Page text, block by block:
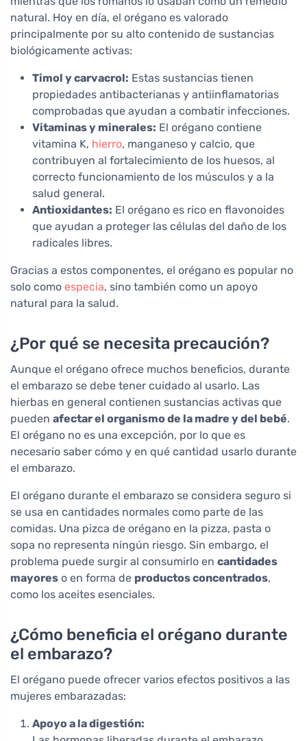
natural. Hoy en día, el orégano es valorado
principalmente por su alto contenido de sustancias
biológicamente activas:
Timol y carvacrol: Estas sustancias tienen
propiedades antibacterianas y antiinflamatorias
comprobadas que ayudan a combatir infecciones.
Vitaminas y minerales: El orégano contiene
vitamina K, hierro, manganeso y calcio, que
contribuyen al fortalecimiento de los huesos, al
correcto funcionamiento de los músculos y a la
salud general.
Antioxidantes: El orégano es rico en flavonoides
que ayudan a proteger las células del daño de los
radicales libres.
Gracias a estos componentes, el orégano es popular no
solo como especia, sino también como un apoyo
natural para la salud.
¿Por qué se necesita precaución?
Aunque el orégano ofrece muchos beneficios, durante
el embarazo se debe tener cuidado al usarlo. Las
hierbas en general contienen sustancias activas que
pueden afectar el organismo de la madre y del bebé.
El orégano no es una excepción, por lo que es
necesario saber cómo y en qué cantidad usarlo durante
el embarazo.
El orégano durante el embarazo se considera seguro si
se usa en cantidades normales como parte de las
comidas. Una pizca de orégano en la pizza, pasta o
sopa no representa ningún riesgo. Sin embargo, el
problema puede surgir al consumirlo en cantidades
mayores o en forma de productos concentrados,
como los aceites esenciales.
¿Cómo beneficia el orégano durante
el embarazo?
El orégano puede ofrecer varios efectos positivos a las
mujeres embarazadas:
Apoyo a la digestión: